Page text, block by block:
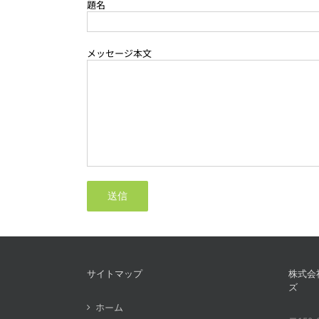
題名
メッセージ本文
サイトマップ
ホーム
株式会
ズ